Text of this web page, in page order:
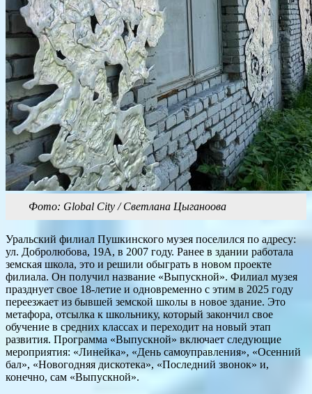
Фото: Global City / Светлана Цыганоова
Уральский филиал Пушкинского музея поселился по адресу:
ул. Добролюбова, 19А, в 2007 году. Ранее в здании работала
земская школа, это и решили обыграть в новом проекте
филиала. Он получил название «Выпускной». Филиал музея
празднует свое 18-летие и одновременно с этим в 2025 году
переезжает из бывшей земской школы в новое здание. Это
метафора, отсылка к школьнику, который закончил свое
обучение в средних классах и переходит на новый этап
развития. Программа «Выпускной» включает следующие
мероприятия: «Линейка», «День самоуправления», «Осенний
бал», «Новогодняя дискотека», «Последний звонок» и,
конечно, сам «Выпускной».